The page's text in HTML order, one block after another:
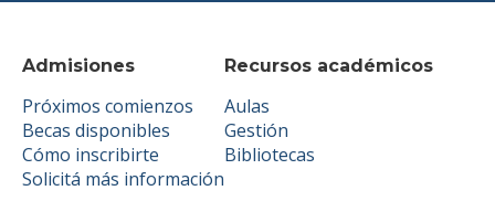
Admisiones
Próximos comienzos
Becas disponibles
Cómo inscribirte
Solicitá más información
Recursos académicos
Aulas
Gestión
Bibliotecas